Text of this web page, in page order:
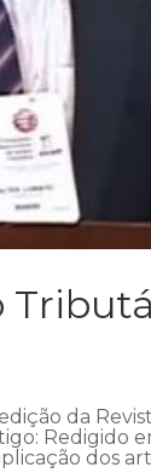
da
Redigido
dos